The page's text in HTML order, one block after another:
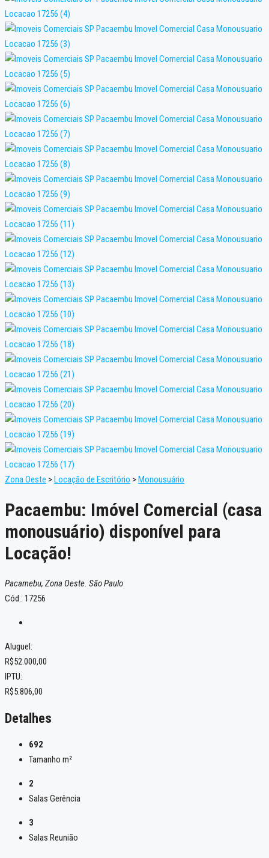
Zona Oeste >Locação de Escritório >Monousuário
Pacaembu: Imóvel Comercial (casa
monousuário) disponível para
Locação!
Pacamebu, Zona Oeste. São Paulo
Cód.: 17256
Aluguel:
R$52.000,00
IPTU:
R$5.806,00
Detalhes
692
Tamanho m²
2
Salas Gerência
3
Salas Reunião